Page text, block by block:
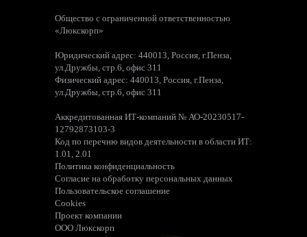
Общество с ограниченной ответственностью
«Люкскорп»
Юридический адрес: 440013, Россия, г.Пенза,
ул.Дружбы, стр.6, офис 311
Физический адрес: 440013, Россия, г.Пенза,
ул.Дружбы, стр.6, офис 311
Аккредитованная ИТ-компаний № АО-20230517-
12792873103-3
Код по перечню видов деятельности в области ИТ:
1.01, 2.01
Политика конфиденциальность
Согласие на обработку персональных данных
Пользовательское соглашение
Cookies
Проект компании
ООО Люкскорп